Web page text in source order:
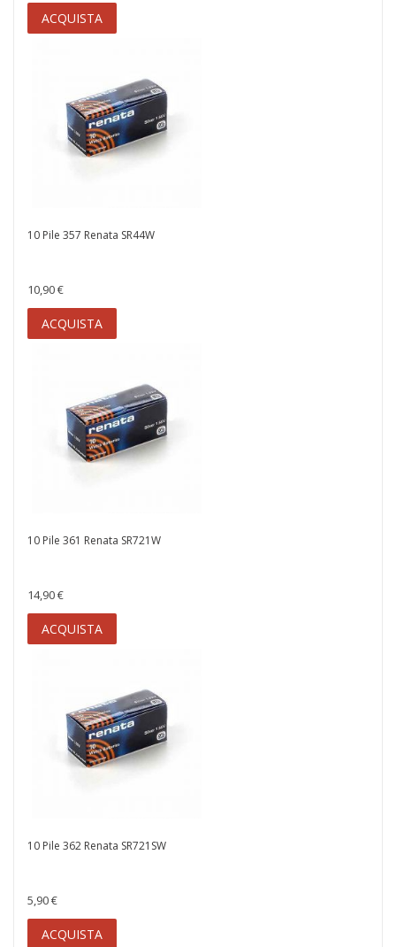
ACQUISTA
10 Pile 357 Renata SR44W
10,90 €
ACQUISTA
10 Pile 361 Renata SR721W
14,90 €
ACQUISTA
10 Pile 362 Renata SR721SW
5,90 €
ACQUISTA